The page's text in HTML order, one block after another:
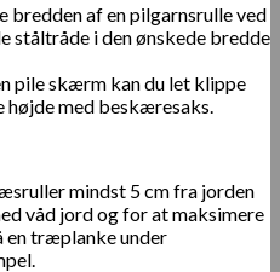
bredden af en pilgarnsrulle ved
ståltråde i den ønskede bredde
pile skærm kan du let klippe
højde med beskæresaks.
mindst 5 cm fra jorden
våd jord og for at maksimere
en træplanke under